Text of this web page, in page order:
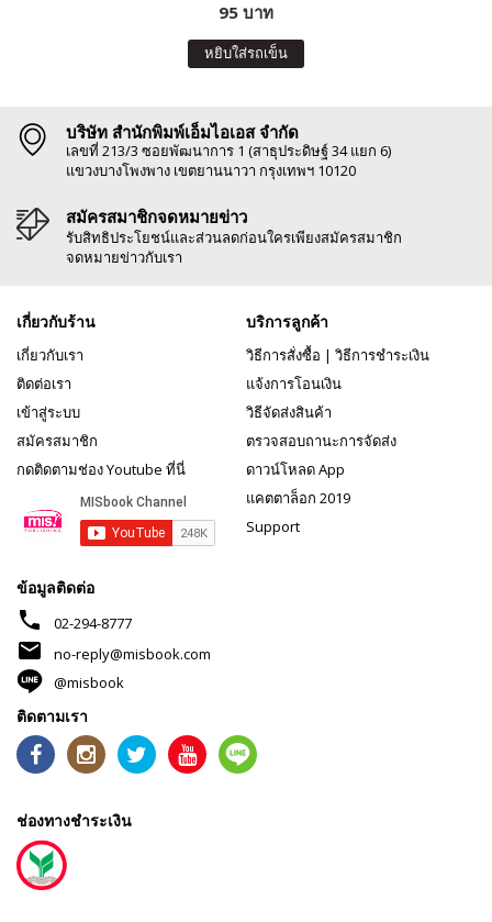
95 บาท
หยิบใส่รถเข็น
บริษัท สำนักพิมพ์เอ็มไอเอส จำกัด
เลขที่ 213/3 ซอยพัฒนาการ 1 (สาธุประดิษฐ์ 34 แยก 6)
แขวงบางโพงพาง เขตยานนาวา กรุงเทพฯ 10120
สมัครสมาชิกจดหมายข่าว
รับสิทธิประโยชน์และส่วนลดก่อนใครเพียงสมัครสมาชิก
จดหมายข่าวกับเรา
เกี่ยวกับร้าน
เกี่ยวกับเรา
ติดต่อเรา
เข้าสู่ระบบ
สมัครสมาชิก
กดติดตามช่อง Youtube ที่นี่
บริการลูกค้า
วิธีการสั่งซื้อ | วิธีการชำระเงิน
แจ้งการโอนเงิน
วิธีจัดส่งสินค้า
ตรวจสอบถานะการจัดส่ง
ดาวน์โหลด App
แคตตาล็อก 2019
Support
ข้อมูลติดต่อ
phone 02-294-8777
mail
no-reply@misbook.com
@misbook
ติดตามเรา
ช่องทางชำระเงิน